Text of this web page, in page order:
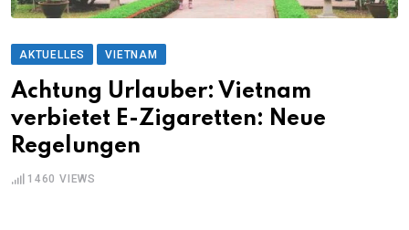
AKTUELLES VIETNAM
Achtung Urlauber: Vietnam
verbietet E-Zigaretten: Neue
Regelungen
1460 VIEWS